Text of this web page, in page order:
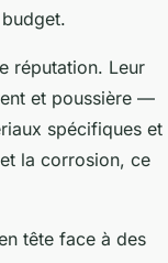
réputation. Leur
et poussière —
spécifiques et
la corrosion, ce
tête face à des